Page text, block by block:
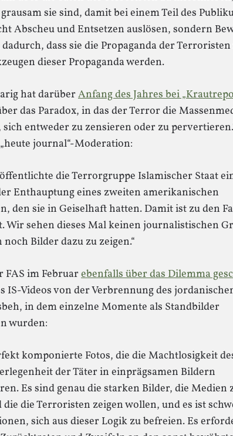
sie sind, damit bei einem Teil des
Abscheu und Entsetzen auslösen, sondern
dass sie die Propaganda der Terroristen
dieser Propaganda werden.
hat darüberAnfang des Jahres bei
das Paradox, in das der Terror die
sich entweder zu zensieren oder zu
journal“-Moderation:
die Terrorgruppe Islamischer Staat
Enthauptung eines zweiten amerikanischen
den sie in Geiselhaft hatten. Damit ist zu den
Wir sehen dieses Mal keinen journalistischen
Bilder dazu zu zeigen.“
FAS im Februar ebenfalls über das Dilemma
IS-Videos von der Verbrennung des
in dem einzelne Momente als Standbilder
wurden:
komponierte Fotos, die die Machtlosigkeit
der Täter in einprägsamen Bildern
Es sind genau die starken Bilder, die Medien
die Terroristen zeigen wollen, und es ist
sich aus dieser Logik zu befreien. Es